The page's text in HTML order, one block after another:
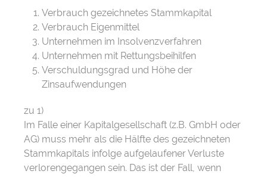
Verbrauch gezeichnetes Stammkapital
Verbrauch Eigenmittel
Unternehmen im Insolvenzverfahren
Unternehmen mit Rettungsbeihilfen
Verschuldungsgrad und Höhe der
Zinsaufwendungen
zu 1)
Im Falle einer Kapitalgesellschaft (z.B. GmbH oder
AG) muss mehr als die Hälfte des gezeichneten
Stammkapitals infolge aufgelaufener Verluste
verlorengegangen sein. Das ist der Fall, wenn